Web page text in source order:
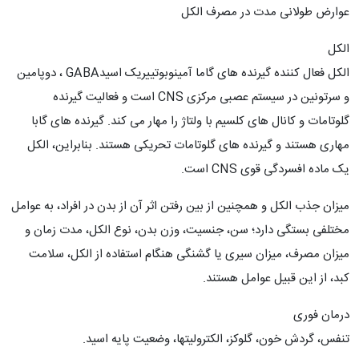
عوارض طولانی مدت در مصرف الکل
الکل
الکل فعال کننده گیرنده های گاما آمینوبوتییریک اسیدGABA ، دوپامین
و سرتونین در سیستم عصبی مرکزی CNS است و فعالیت گیرنده
گلوتامات و کانال های کلسیم با ولتاژ را مهار می کند. گیرنده های گابا
مهاری هستند و گیرنده های گلوتامات تحریکی هستند. بنابراین، الکل
یک ماده افسردگی قوی CNS است.
میزان جذب الکل و همچنین از بین رفتن اثر آن از بدن در افراد، به عوامل
مختلفی بستگی دارد؛ سن، جنسیت، وزن بدن، نوع الکل، مدت زمان و
میزان مصرف، میزان سیری یا گشنگی هنگام استفاده از الکل، سلامت
کبد، از این قبیل عوامل هستند.
درمان فوری
تنفس، گردش خون، گلوکز، الکترولیتها، وضعیت پایه اسید.